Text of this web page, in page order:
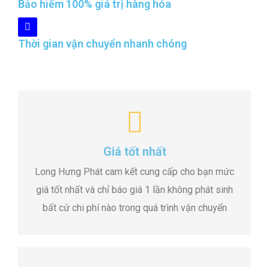
Bảo hiểm 100% giá trị hàng hóa
Thời gian vận chuyển nhanh chóng
Giá tốt nhất
Long Hưng Phát cam kết cung cấp cho bạn mức
giá tốt nhất và chỉ báo giá 1 lần không phát sinh
bất cứ chi phí nào trong quá trình vận chuyển